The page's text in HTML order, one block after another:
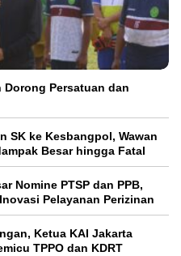
Dorong Persatuan dan
SK ke Kesbangpol, Wawan
Besar hingga Fatal
Nomine PTSP dan PPB,
Pelayanan Perizinan
Ketua KAI Jakarta
TPPO dan KDRT